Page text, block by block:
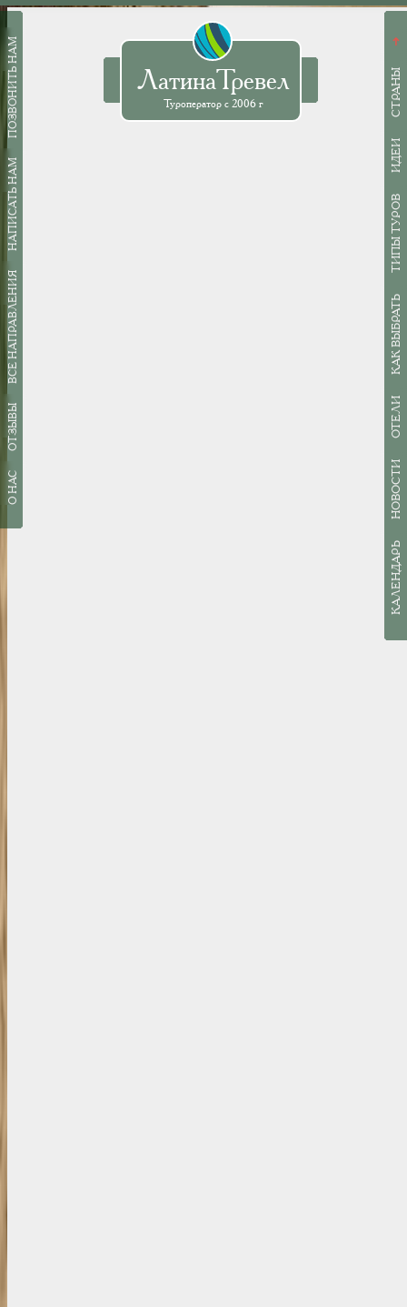
ЛатинаТревел
Туроператор с 2006 г
ПОЗВОНИТЬ НАМ
НАПИСАТЬ НАМ
ВСЕ НАПРАВЛЕНИЯ
ОТЗЫВЫ
О НАС
➜
СТРАНЫ
ИДЕИ
ТИПЫ ТУРОВ
КАК ВЫБРАТЬ
ОТЕЛИ
НОВОСТИ
КАЛЕНДАРЬ